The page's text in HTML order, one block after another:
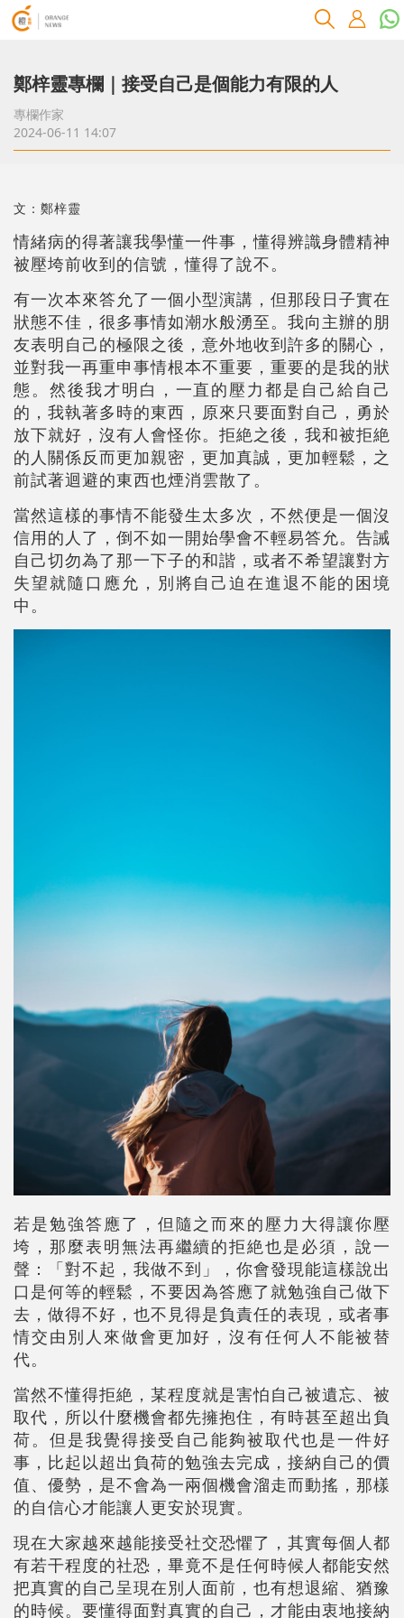
鄭梓靈專欄｜接受自己是個能力有限的人
專欄作家
2024-06-11 14:07
文：鄭梓靈
情緒病的得著讓我學懂一件事，懂得辨識身體精神
被壓垮前收到的信號，懂得了說不。
有一次本來答允了一個小型演講，但那段日子實在
狀態不佳，很多事情如潮水般湧至。我向主辦的朋
友表明自己的極限之後，意外地收到許多的關心，
並對我一再重申事情根本不重要，重要的是我的狀
態。然後我才明白，一直的壓力都是自己給自己
的，我執著多時的東西，原來只要面對自己，勇於
放下就好，沒有人會怪你。拒絶之後，我和被拒絶
的人關係反而更加親密，更加真誠，更加輕鬆，之
前試著迴避的東西也煙消雲散了。
當然這樣的事情不能發生太多次，不然便是一個沒
信用的人了，倒不如一開始學會不輕易答允。告誡
自己切勿為了那一下子的和諧，或者不希望讓對方
失望就隨口應允，別將自己迫在進退不能的困境
中。
若是勉強答應了，但隨之而來的壓力大得讓你壓
垮，那麼表明無法再繼續的拒絶也是必須，說一
聲：「對不起，我做不到」，你會發現能這樣說出
口是何等的輕鬆，不要因為答應了就勉強自己做下
去，做得不好，也不見得是負責任的表現，或者事
情交由別人來做會更加好，沒有任何人不能被替
代。
當然不懂得拒絶，某程度就是害怕自己被遺忘、被
取代，所以什麼機會都先擁抱住，有時甚至超出負
荷。但是我覺得接受自己能夠被取代也是一件好
事，比起以超出負荷的勉強去完成，接納自己的價
值、優勢，是不會為一兩個機會溜走而動搖，那樣
的自信心才能讓人更安於現實。
現在大家越來越能接受社交恐懼了，其實每個人都
有若干程度的社恐，畢竟不是任何時候人都能安然
把真實的自己呈現在別人面前，也有想退縮、猶豫
的時候。要懂得面對真實的自己，才能由衷地接納